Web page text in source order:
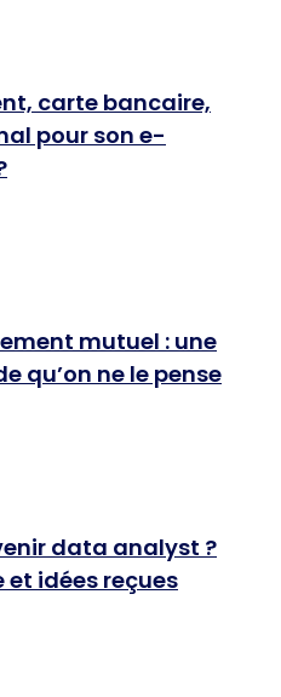
carte bancaire,
pour son e-
mutuel : une
qu’on ne le pense
data analyst ?
et idées reçues